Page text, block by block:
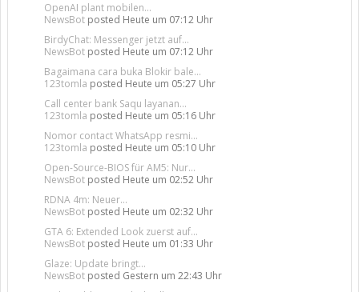
OpenAI plant mobilen...
NewsBot posted Heute um 07:12 Uhr
BirdyChat: Messenger jetzt auf...
NewsBot posted Heute um 07:12 Uhr
Bagaimana cara buka Blokir bale...
123tomla posted Heute um 05:27 Uhr
Call center bank Saqu layanan...
123tomla posted Heute um 05:16 Uhr
Nomor contact WhatsApp resmi...
123tomla posted Heute um 05:10 Uhr
Open-Source-BIOS für AM5: Nur...
NewsBot posted Heute um 02:52 Uhr
RDNA 4m: Neuer...
NewsBot posted Heute um 02:32 Uhr
GTA 6: Extended Look zuerst auf...
NewsBot posted Heute um 01:33 Uhr
Glaze: Update bringt...
NewsBot posted Gestern um 22:43 Uhr